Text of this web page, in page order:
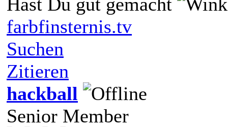
farbfinsternis.tv
Suchen
Zitieren
hackball
Senior Member